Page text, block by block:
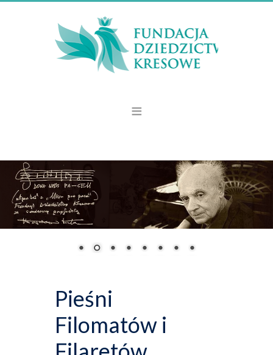
Pieśni
Filomatów i